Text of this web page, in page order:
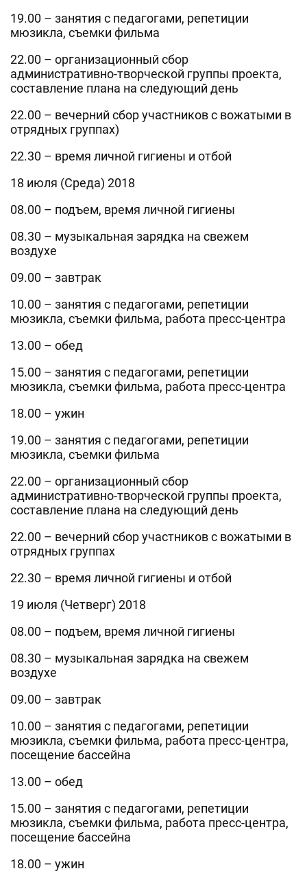
19.00 – занятия с педагогами, репетиции
мюзикла, съемки фильма
22.00 – организационный сбор
административно-творческой группы проекта,
составление плана на следующий день
22.00 – вечерний сбор участников с вожатыми в
отрядных группах)
22.30 – время личной гигиены и отбой
18 июля (Среда) 2018
08.00 – подъем, время личной гигиены
08.30 – музыкальная зарядка на свежем
воздухе
09.00 – завтрак
10.00 – занятия с педагогами, репетиции
мюзикла, съемки фильма, работа пресс-центра
13.00 – обед
15.00 – занятия с педагогами, репетиции
мюзикла, съемки фильма, работа пресс-центра
18.00 – ужин
19.00 – занятия с педагогами, репетиции
мюзикла, съемки фильма
22.00 – организационный сбор
административно-творческой группы проекта,
составление плана на следующий день
22.00 – вечерний сбор участников с вожатыми в
отрядных группах
22.30 – время личной гигиены и отбой
19 июля (Четверг) 2018
08.00 – подъем, время личной гигиены
08.30 – музыкальная зарядка на свежем
воздухе
09.00 – завтрак
10.00 – занятия с педагогами, репетиции
мюзикла, съемки фильма, работа пресс-центра,
посещение бассейна
13.00 – обед
15.00 – занятия с педагогами, репетиции
мюзикла, съемки фильма, работа пресс-центра,
посещение бассейна
18.00 – ужин